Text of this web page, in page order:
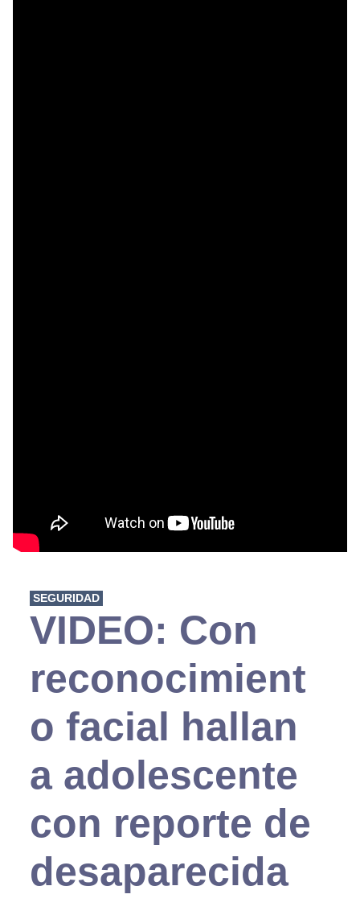
SEGURIDAD
VIDEO: Con
reconocimient
o facial hallan
a adolescente
con reporte de
desaparecida